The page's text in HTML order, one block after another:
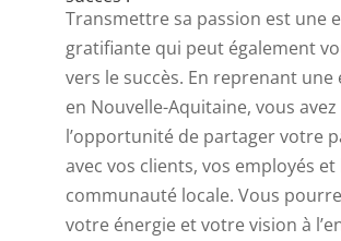
Transmettre sa passion est une
gratifiante qui peut également
vers le succès. En reprenant
en Nouvelle-Aquitaine, vous avez
l’opportunité de partager votre
avec vos clients, vos employés et
communauté locale. Vous
votre énergie et votre vision à